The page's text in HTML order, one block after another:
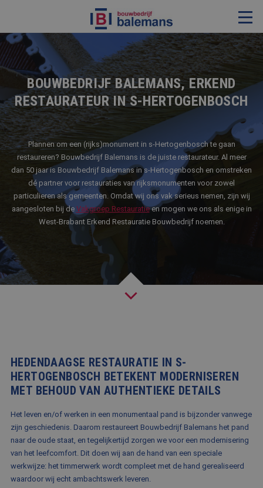
VERBOUWING & RENOVATIE
RESTAURATIE
KOZIJNEN & TIMMERWERK
KLEINERE WERKEN & ONDERHOUD
ADVIES
OVER ONS
PROJECTEN
BLOG
FAQ
BOUWBEDRIJF BALEMANS, ERKEND
RESTAURATEUR IN S-HERTOGENBOSCH
Plannen om een (rijks)monument in s-Hertogenbosch te gaan
restaureren? Bouwbedrijf Balemans is de juiste restaurateur. Al meer
dan 50 jaar is Bouwbedrijf Balemans in s-Hertogenbosch en omstreken
dé partner voor restauraties van rijksmonumenten voor zowel
particulieren als gemeenten. Omdat wij ons vak serieus nemen, zijn wij
aangesloten bij de Vakgroep Restauratieen mogen we ons als enige in
West-Brabant Erkend Restauratie Bouwbedrijf noemen.
HEDENDAAGSE RESTAURATIE IN S-
HERTOGENBOSCH BETEKENT MODERNISEREN
MET BEHOUD VAN AUTHENTIEKE DETAILS
Het leven en/of werken in een monumentaal pand is bijzonder vanwege
zijn geschiedenis. Daarom restaureert Bouwbedrijf Balemans het pand
naar de oude staat, en tegelijkertijd zorgen we voor een modernisering
van het leefcomfort. Dit doen wij aan de hand van een speciale
werkwijze: het timmerwerk wordt compleet met de hand gerealiseerd
waardoor wij echt ambachtswerk leveren.